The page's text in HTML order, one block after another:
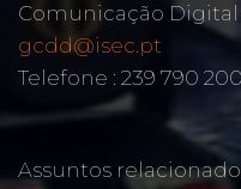
Comunicação Digital
gcdd@isec.pt
Telefone : 239 790 200
Assuntos